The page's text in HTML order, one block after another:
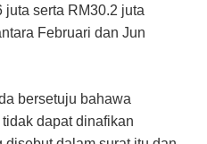
serta RM30.2 juta
Februari dan Jun
bersetuju bahawa
dapat dinafikan